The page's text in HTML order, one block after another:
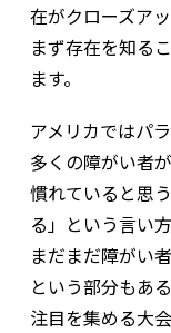
在がクローズア
まず存在を知る
ます。
アメリカではパ
多くの障がい者
慣れていると思
る」という言い
まだまだ障がい
という部分もあ
注目を集める大